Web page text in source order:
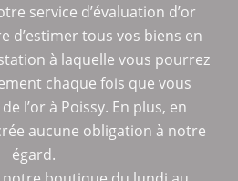
service d’évaluation d’or
d’estimer tous vos biens en
à laquelle vous pourrez
chaque fois que vous
l’or à Poissy. En plus, en
aucune obligation à notre
égard.